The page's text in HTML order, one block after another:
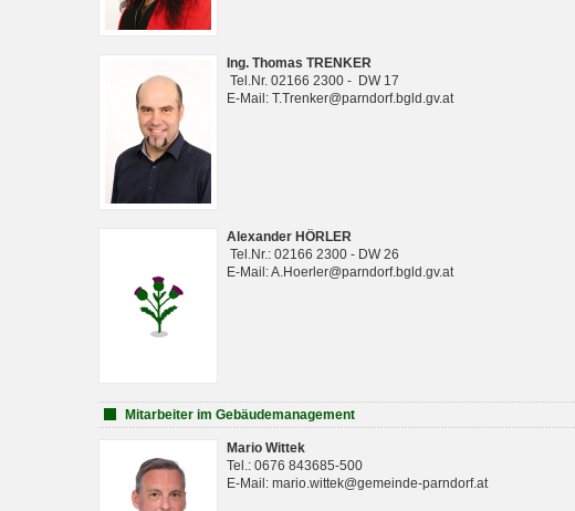
Ing. Thomas TRENKER
Tel.Nr. 02166 2300 - DW 17
E-Mail: T.Trenker@parndorf.bgld.gv.at
Alexander HÖRLER
Tel.Nr.: 02166 2300 - DW 26
E-Mail: A.Hoerler@parndorf.bgld.gv.at
Mitarbeiter im Gebäudemanagement
Mario Wittek
Tel.: 0676 843685-500
E-Mail: mario.wittek@gemeinde-parndorf.at